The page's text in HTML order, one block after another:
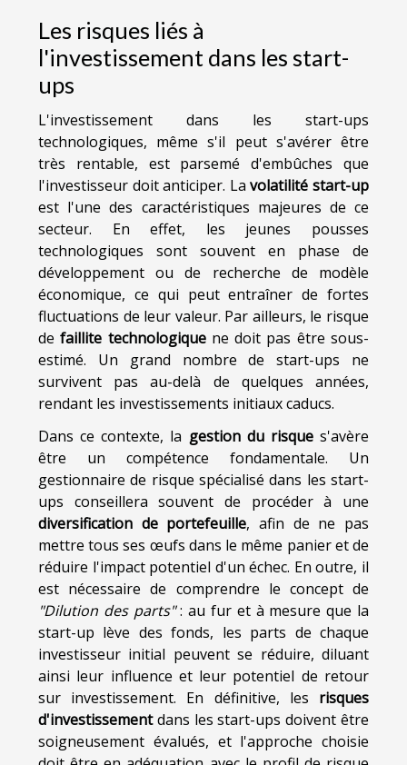
Les risques liés à
l'investissement dans les start-
ups
L'investissement dans les start-ups
technologiques, même s'il peut s'avérer être
très rentable, est parsemé d'embûches que
l'investisseur doit anticiper. Lavolatilité start-up
est l'une des caractéristiques majeures de ce
secteur. En effet, les jeunes pousses
technologiques sont souvent en phase de
développement ou de recherche de modèle
économique, ce qui peut entraîner de fortes
fluctuations de leur valeur. Par ailleurs, le risque
defaillite technologiquene doit pas être sous-
estimé. Un grand nombre de start-ups ne
survivent pas au-delà de quelques années,
rendant les investissements initiaux caducs.
Dans ce contexte, la gestion du risques'avère
être un compétence fondamentale. Un
gestionnaire de risque spécialisé dans les start-
ups conseillera souvent de procéder à une
diversification de portefeuille, afin de ne pas
mettre tous ses œufs dans le même panier et de
réduire l'impact potentiel d'un échec. En outre, il
est nécessaire de comprendre le concept de
"Dilution des parts": au fur et à mesure que la
start-up lève des fonds, les parts de chaque
investisseur initial peuvent se réduire, diluant
ainsi leur influence et leur potentiel de retour
sur investissement. En définitive, les risques
d'investissementdans les start-ups doivent être
soigneusement évalués, et l'approche choisie